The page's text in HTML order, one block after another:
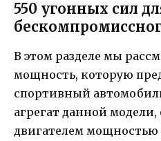
550 угонных сил
В этом разделе мы
мощность, которую
спортивный
агрегат данной
двигателем мощностью